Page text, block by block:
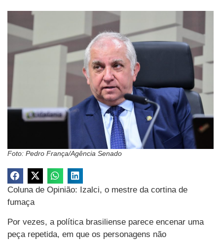
Foto: Pedro França/Agência Senado
Coluna de Opinião: Izalci, o mestre da cortina de
fumaça
Por vezes, a política brasiliense parece encenar uma
peça repetida, em que os personagens não